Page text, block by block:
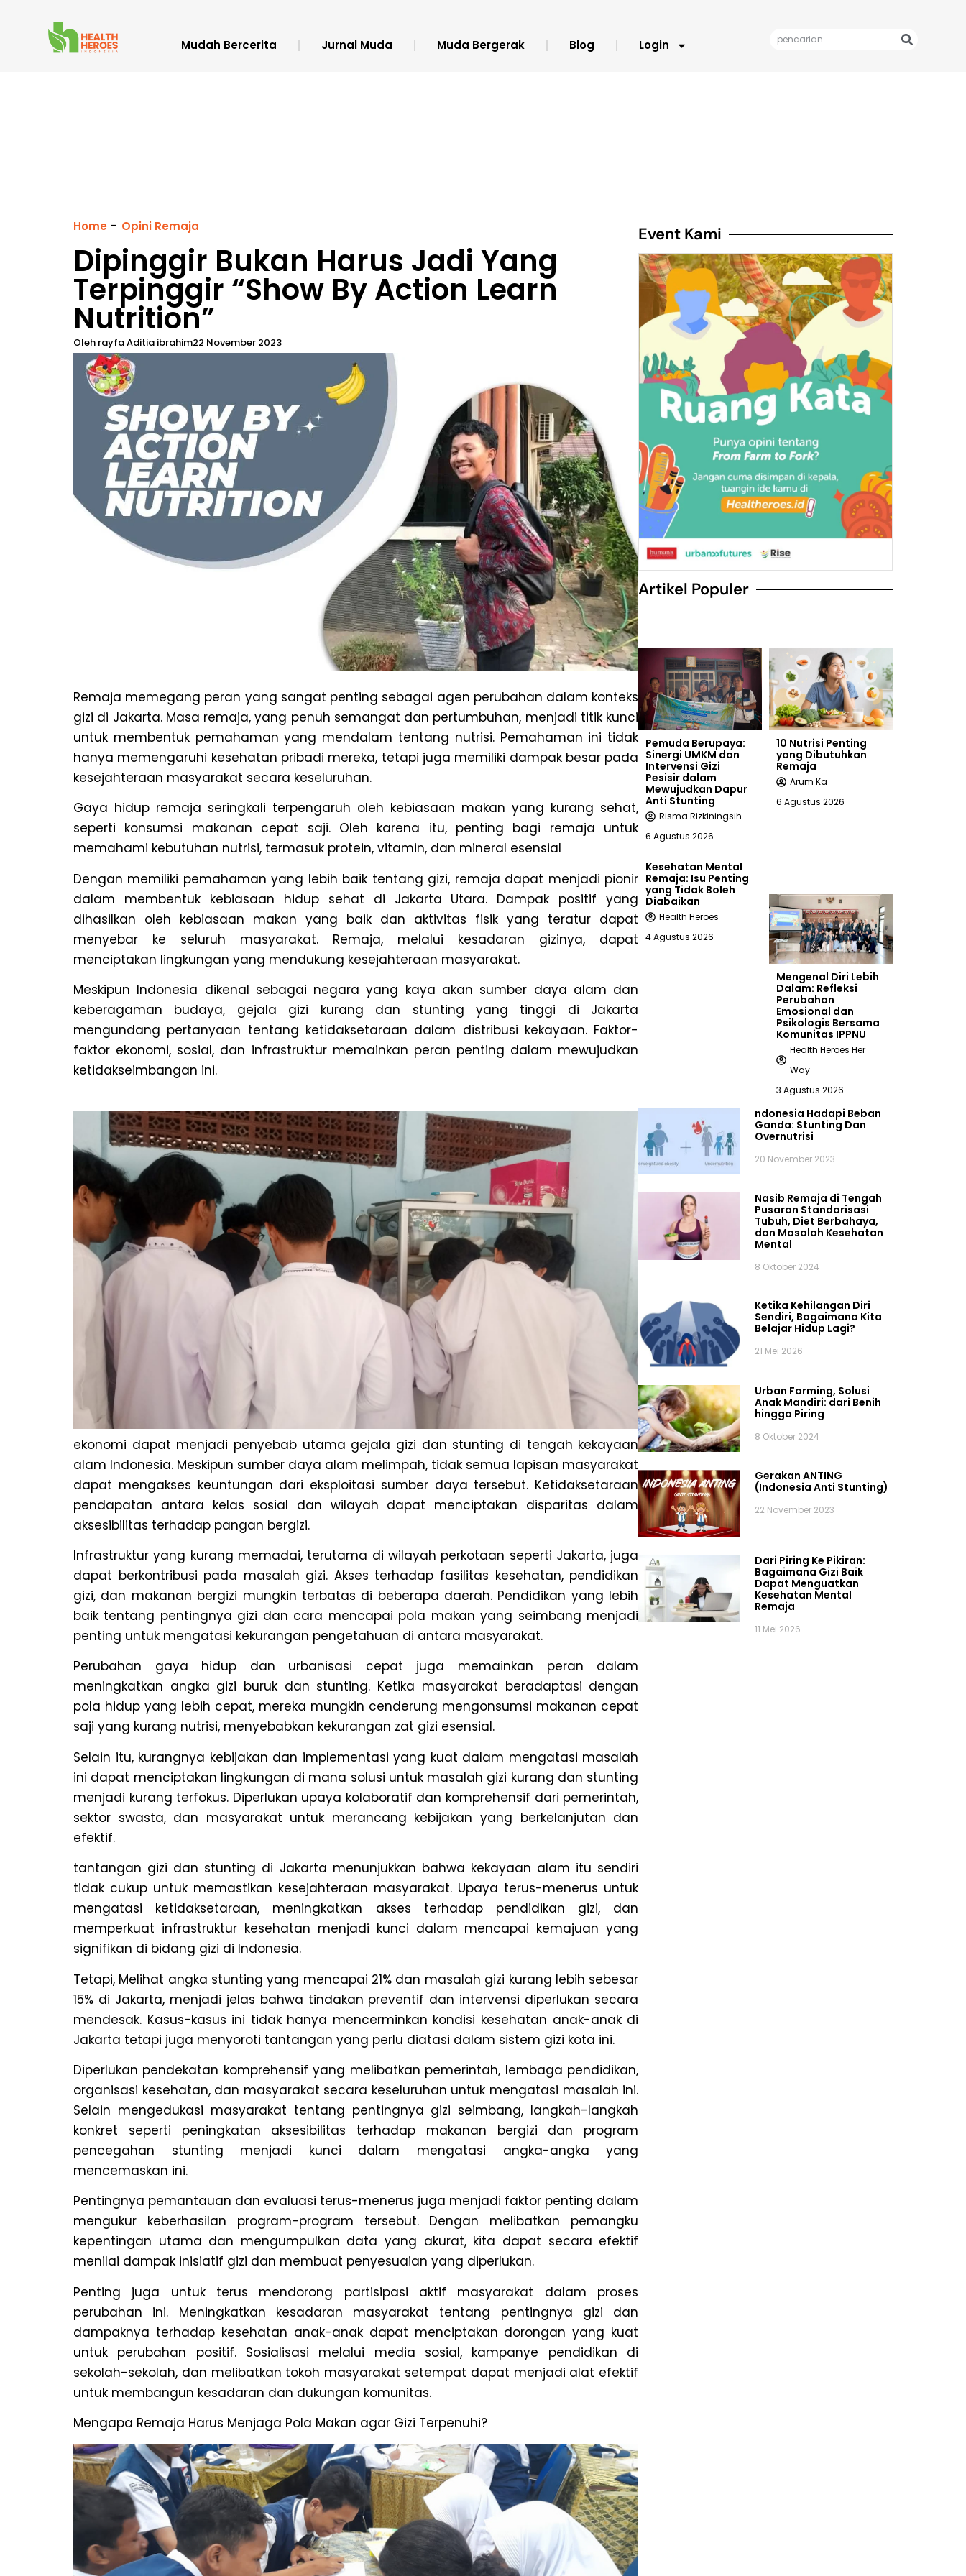
Mudah Bercerita Jurnal Muda Muda Bergerak Blog Login
Home - Opini Remaja
Dipinggir Bukan Harus Jadi Yang
Terpinggir “Show By Action Learn
Nutrition”
Oleh rayfa Aditia ibrahim22 November 2023
Remaja memegang peran yang sangat penting sebagai agen perubahan dalam konteks
gizi di Jakarta. Masa remaja, yang penuh semangat dan pertumbuhan, menjadi titik kunci
untuk membentuk pemahaman yang mendalam tentang nutrisi. Pemahaman ini tidak
hanya memengaruhi kesehatan pribadi mereka, tetapi juga memiliki dampak besar pada
kesejahteraan masyarakat secara keseluruhan.
Gaya hidup remaja seringkali terpengaruh oleh kebiasaan makan yang kurang sehat,
seperti konsumsi makanan cepat saji. Oleh karena itu, penting bagi remaja untuk
memahami kebutuhan nutrisi, termasuk protein, vitamin, dan mineral esensial
Dengan memiliki pemahaman yang lebih baik tentang gizi, remaja dapat menjadi pionir
dalam membentuk kebiasaan hidup sehat di Jakarta Utara. Dampak positif yang
dihasilkan oleh kebiasaan makan yang baik dan aktivitas fisik yang teratur dapat
menyebar ke seluruh masyarakat. Remaja, melalui kesadaran gizinya, dapat
menciptakan lingkungan yang mendukung kesejahteraan masyarakat.
Meskipun Indonesia dikenal sebagai negara yang kaya akan sumber daya alam dan
keberagaman budaya, gejala gizi kurang dan stunting yang tinggi di Jakarta
mengundang pertanyaan tentang ketidaksetaraan dalam distribusi kekayaan. Faktor-
faktor ekonomi, sosial, dan infrastruktur memainkan peran penting dalam mewujudkan
ketidakseimbangan ini.
ekonomi dapat menjadi penyebab utama gejala gizi dan stunting di tengah kekayaan
alam Indonesia. Meskipun sumber daya alam melimpah, tidak semua lapisan masyarakat
dapat mengakses keuntungan dari eksploitasi sumber daya tersebut. Ketidaksetaraan
pendapatan antara kelas sosial dan wilayah dapat menciptakan disparitas dalam
aksesibilitas terhadap pangan bergizi.
Infrastruktur yang kurang memadai, terutama di wilayah perkotaan seperti Jakarta, juga
dapat berkontribusi pada masalah gizi. Akses terhadap fasilitas kesehatan, pendidikan
gizi, dan makanan bergizi mungkin terbatas di beberapa daerah. Pendidikan yang lebih
baik tentang pentingnya gizi dan cara mencapai pola makan yang seimbang menjadi
penting untuk mengatasi kekurangan pengetahuan di antara masyarakat.
Perubahan gaya hidup dan urbanisasi cepat juga memainkan peran dalam
meningkatkan angka gizi buruk dan stunting. Ketika masyarakat beradaptasi dengan
pola hidup yang lebih cepat, mereka mungkin cenderung mengonsumsi makanan cepat
saji yang kurang nutrisi, menyebabkan kekurangan zat gizi esensial.
Selain itu, kurangnya kebijakan dan implementasi yang kuat dalam mengatasi masalah
ini dapat menciptakan lingkungan di mana solusi untuk masalah gizi kurang dan stunting
menjadi kurang terfokus. Diperlukan upaya kolaboratif dan komprehensif dari pemerintah,
sektor swasta, dan masyarakat untuk merancang kebijakan yang berkelanjutan dan
efektif.
tantangan gizi dan stunting di Jakarta menunjukkan bahwa kekayaan alam itu sendiri
tidak cukup untuk memastikan kesejahteraan masyarakat. Upaya terus-menerus untuk
mengatasi ketidaksetaraan, meningkatkan akses terhadap pendidikan gizi, dan
memperkuat infrastruktur kesehatan menjadi kunci dalam mencapai kemajuan yang
signifikan di bidang gizi di Indonesia.
Tetapi, Melihat angka stunting yang mencapai 21% dan masalah gizi kurang lebih sebesar
15% di Jakarta, menjadi jelas bahwa tindakan preventif dan intervensi diperlukan secara
mendesak. Kasus-kasus ini tidak hanya mencerminkan kondisi kesehatan anak-anak di
Jakarta tetapi juga menyoroti tantangan yang perlu diatasi dalam sistem gizi kota ini.
Diperlukan pendekatan komprehensif yang melibatkan pemerintah, lembaga pendidikan,
organisasi kesehatan, dan masyarakat secara keseluruhan untuk mengatasi masalah ini.
Selain mengedukasi masyarakat tentang pentingnya gizi seimbang, langkah-langkah
konkret seperti peningkatan aksesibilitas terhadap makanan bergizi dan program
pencegahan stunting menjadi kunci dalam mengatasi angka-angka yang
mencemaskan ini.
Pentingnya pemantauan dan evaluasi terus-menerus juga menjadi faktor penting dalam
mengukur keberhasilan program-program tersebut. Dengan melibatkan pemangku
kepentingan utama dan mengumpulkan data yang akurat, kita dapat secara efektif
menilai dampak inisiatif gizi dan membuat penyesuaian yang diperlukan.
Penting juga untuk terus mendorong partisipasi aktif masyarakat dalam proses
perubahan ini. Meningkatkan kesadaran masyarakat tentang pentingnya gizi dan
dampaknya terhadap kesehatan anak-anak dapat menciptakan dorongan yang kuat
untuk perubahan positif. Sosialisasi melalui media sosial, kampanye pendidikan di
sekolah-sekolah, dan melibatkan tokoh masyarakat setempat dapat menjadi alat efektif
untuk membangun kesadaran dan dukungan komunitas.
Mengapa Remaja Harus Menjaga Pola Makan agar Gizi Terpenuhi?
Event Kami
Artikel Populer
Pemuda Berupaya:
Sinergi UMKM dan
Intervensi Gizi
Pesisir dalam
Mewujudkan Dapur
Anti Stunting
Risma Rizkiningsih
6 Agustus 2026
10 Nutrisi Penting
yang Dibutuhkan
Remaja
Arum Ka
6 Agustus 2026
Kesehatan Mental
Remaja: Isu Penting
yang Tidak Boleh
Diabaikan
Health Heroes
4 Agustus 2026
Mengenal Diri Lebih
Dalam: Refleksi
Perubahan
Emosional dan
Psikologis Bersama
Komunitas IPPNU
Health Heroes Her
Way
3 Agustus 2026
ndonesia Hadapi Beban
Ganda: Stunting Dan
Overnutrisi
20 November 2023
Nasib Remaja di Tengah
Pusaran Standarisasi
Tubuh, Diet Berbahaya,
dan Masalah Kesehatan
Mental
8 Oktober 2024
Ketika Kehilangan Diri
Sendiri, Bagaimana Kita
Belajar Hidup Lagi?
21 Mei 2026
Urban Farming, Solusi
Anak Mandiri: dari Benih
hingga Piring
8 Oktober 2024
Gerakan ANTING
(Indonesia Anti Stunting)
22 November 2023
Dari Piring Ke Pikiran:
Bagaimana Gizi Baik
Dapat Menguatkan
Kesehatan Mental
Remaja
11 Mei 2026